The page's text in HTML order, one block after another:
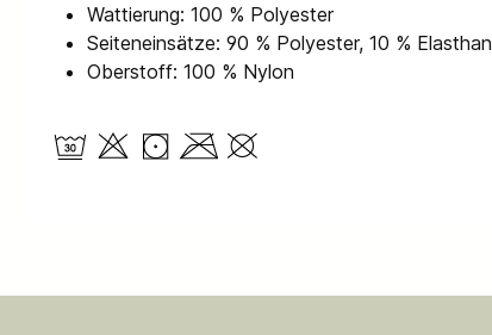
Wattierung: 100 % Polyester
Seiteneinsätze: 90 % Polyester, 10 % Elasthan
Oberstoff: 100 % Nylon